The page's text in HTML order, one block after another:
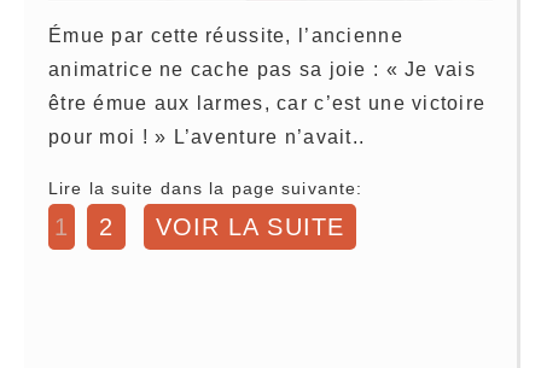
Émue par cette réussite, l’ancienne
animatrice ne cache pas sa joie : « Je vais
être émue aux larmes, car c’est une victoire
pour moi ! » L’aventure n’avait..
Lire la suite dans la page suivante:
1 2 VOIR LA SUITE